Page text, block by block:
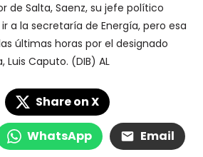
de Salta, Saenz, su jefe político
a la secretaría de Energía, pero esa
últimas horas por el designado
Caputo. (DIB) AL
Share on X
WhatsApp Email